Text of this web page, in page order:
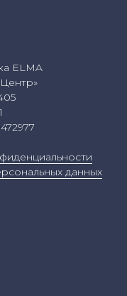
ELMA
данных